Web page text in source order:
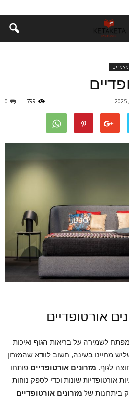
0 799
אורטופדיים
לשמירה על בריאות הגוף ואיכות
מחיינו בשינה, חשוב לוודא שהמזרון
לגוף. מזרונים אורטופדיים פותחו
אורטופדיות שונות וכדי לספק נוחות
ביתרונות של מזרונים אורטופדיים